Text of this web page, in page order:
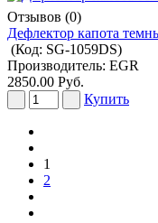
Отзывов (0)
Дефлектор капота
(Код: SG-1059DS)
Производитель: EGR
2850.00 Руб.
Купить
1
2